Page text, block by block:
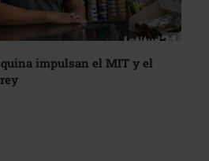
impulsan el MIT y el